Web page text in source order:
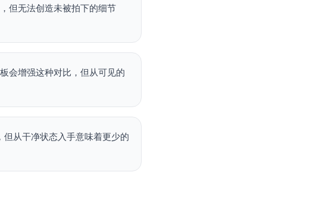
但无法创造未被拍下的细节
会增强这种对比，但从可见的
从干净状态入手意味着更少的